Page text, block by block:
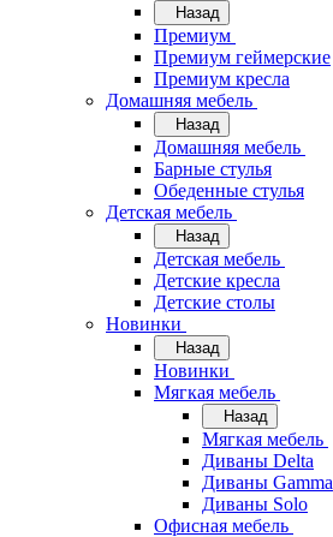
Назад
Премиум
Премиум геймерские
Премиум кресла
Домашняя мебель
Назад
Домашняя мебель
Барные стулья
Обеденные стулья
Детская мебель
Назад
Детская мебель
Детские кресла
Детские столы
Новинки
Назад
Новинки
Мягкая мебель
Назад
Мягкая мебель
Диваны Delta
Диваны Gamma
Диваны Solo
Офисная мебель